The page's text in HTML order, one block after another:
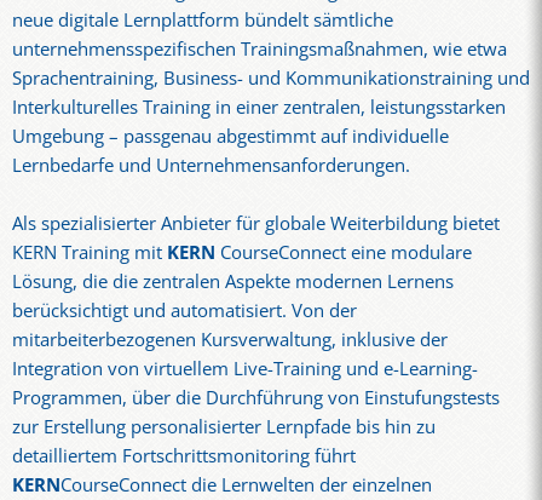
neue digitale Lernplattform bündelt sämtliche
unternehmensspezifischen Trainingsmaßnahmen, wie etwa
Sprachentraining, Business- und Kommunikationstraining und
Interkulturelles Training in einer zentralen, leistungsstarken
Umgebung – passgenau abgestimmt auf individuelle
Lernbedarfe und Unternehmensanforderungen.
Als spezialisierter Anbieter für globale Weiterbildung bietet
KERN Training mit KERN CourseConnect eine modulare
Lösung, die die zentralen Aspekte modernen Lernens
berücksichtigt und automatisiert. Von der
mitarbeiterbezogenen Kursverwaltung, inklusive der
Integration von virtuellem Live-Training und e-Learning-
Programmen, über die Durchführung von Einstufungstests
zur Erstellung personalisierter Lernpfade bis hin zu
detailliertem Fortschrittsmonitoring führt
KERNCourseConnect die Lernwelten der einzelnen